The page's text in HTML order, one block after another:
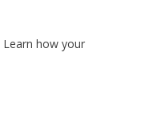
Learn how your